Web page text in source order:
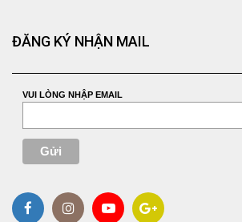
ĐĂNG KÝ NHẬN MAIL
VUI LÒNG NHẬP EMAIL